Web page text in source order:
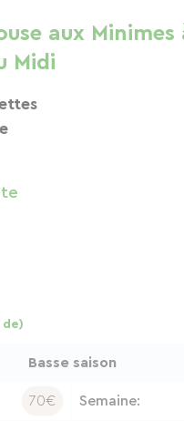
aux Minimes
Midi
Basse saison
70€ Semaine: